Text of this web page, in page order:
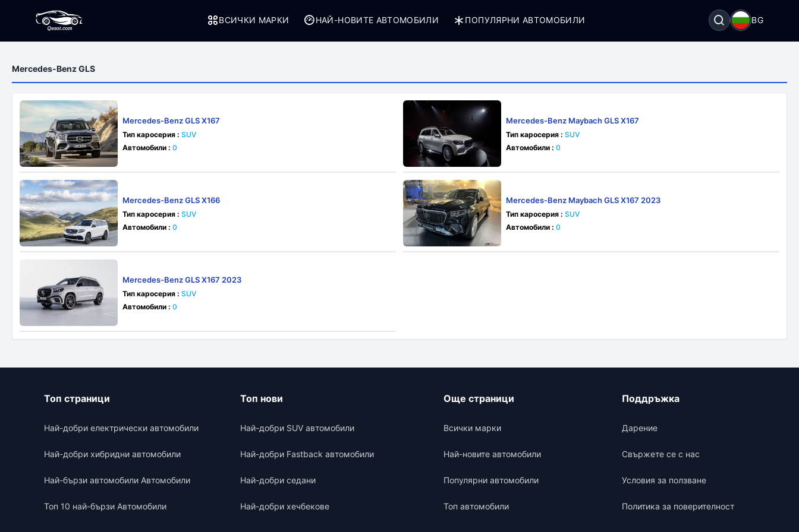
ВСИЧКИ МАРКИ НАЙ-НОВИТЕ АВТОМОБИЛИ ПОПУЛЯРНИ АВТОМОБИЛИ BG
Mercedes-Benz GLS
Mercedes-Benz GLS X167
Тип каросерия : SUV
Автомобили : 0
Mercedes-Benz Maybach GLS X167
Тип каросерия : SUV
Автомобили : 0
Mercedes-Benz GLS X166
Тип каросерия : SUV
Автомобили : 0
Mercedes-Benz Maybach GLS X167 2023
Тип каросерия : SUV
Автомобили : 0
Mercedes-Benz GLS X167 2023
Тип каросерия : SUV
Автомобили : 0
Топ страници
Най-добри електрически автомобили
Най-добри хибридни автомобили
Най-бързи автомобили Автомобили
Топ 10 най-бързи Автомобили
Топ нови
Най-добри SUV автомобили
Най-добри Fastback автомобили
Най-добри седани
Най-добри хечбекове
Още страници
Всички марки
Най-новите автомобили
Популярни автомобили
Топ автомобили
Поддръжка
Дарение
Свържете се с нас
Условия за ползване
Политика за поверителност